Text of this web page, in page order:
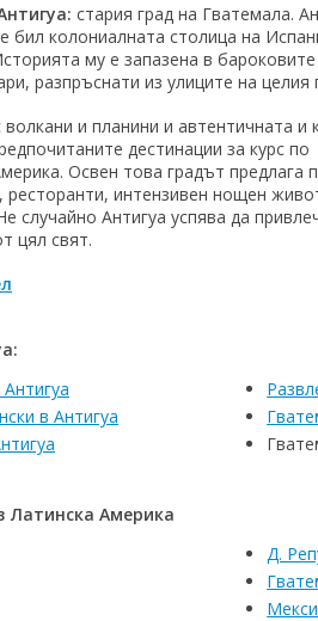
стария град на Гватемала.
бил колониалната столица на
му е запазена в бароковите
разпръснати из улиците на целия
и планини и автентичната и
дестинации за курс по
Освен това градът предлага
интензивен нощен
случайно Антигуа успява да
цял свят.
в Антигуа
Америка
Д.